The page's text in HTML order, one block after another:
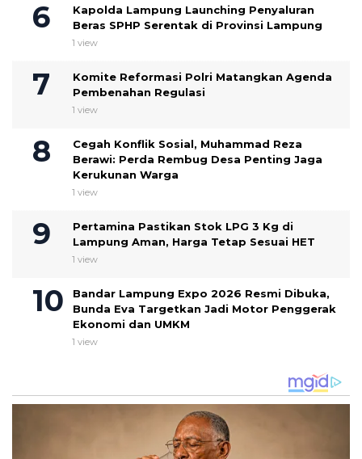
Kapolda Lampung Launching Penyaluran
Beras SPHP Serentak di Provinsi Lampung
1 view
Komite Reformasi Polri Matangkan Agenda
Pembenahan Regulasi
1 view
Cegah Konflik Sosial, Muhammad Reza
Berawi: Perda Rembug Desa Penting Jaga
Kerukunan Warga
1 view
Pertamina Pastikan Stok LPG 3 Kg di
Lampung Aman, Harga Tetap Sesuai HET
1 view
Bandar Lampung Expo 2026 Resmi Dibuka,
Bunda Eva Targetkan Jadi Motor Penggerak
Ekonomi dan UMKM
1 view